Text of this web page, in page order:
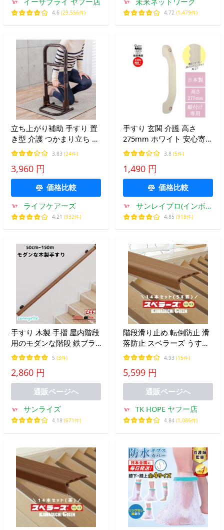
4.6 (29,556件) 4.72 (1,479件)
立ち上がり補助 手すり 置
き型 介護 つかまり立ち ス
テッキ 籐 ラタン 軽量 玄
関 トイレ ベッド 高齢者
シニア 敬老の日 父の日 母
の日 ギフト 送料無料
3.83 (24件)
3,960 円
価格比較
ライフケアーズ
4.21 (932件)
手すり 玄関 介護 高さ
275mm ホワイト 安心寄り
そい手すり 壁付け ディン
プル加工 日本製 補助 縦付
け専用 高齢 リノベーショ
ン リフォーム 住宅修繕 廊
3.8 (5件)
1,490 円
価格比較
サンレイプロ(インボイ
ス登録店)
4.85 (918件)
手すり 木製 手摺 屋内階段
用のモダンな階段 鉄ブラ
ケット付き階段 デッキロ
フトポーチ用階段 高齢者
子供用の滑り止めサポート
墜落防止 上り下り
5 (3件)
2,860 円
通販ページへ
サンライズ
4.18 (671件)
階段滑り止め 転倒防止 滑
落防止 スベラーズ うす茶
ノンスリップ 長さ670mm
両面テープ付 バリアフリ
ー 川口技研 /14本入
4.93 (15件)
5,599 円
通販ページへ
TK HOPE ヤフー店
4.84 (1,086件)